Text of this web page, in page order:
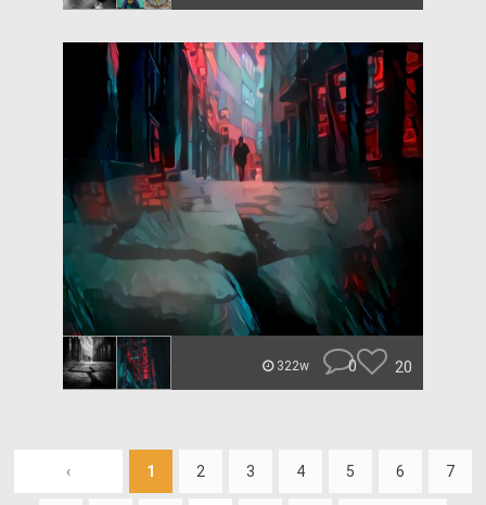
322w 0 20
‹ 1 2 3 4 5 6 7